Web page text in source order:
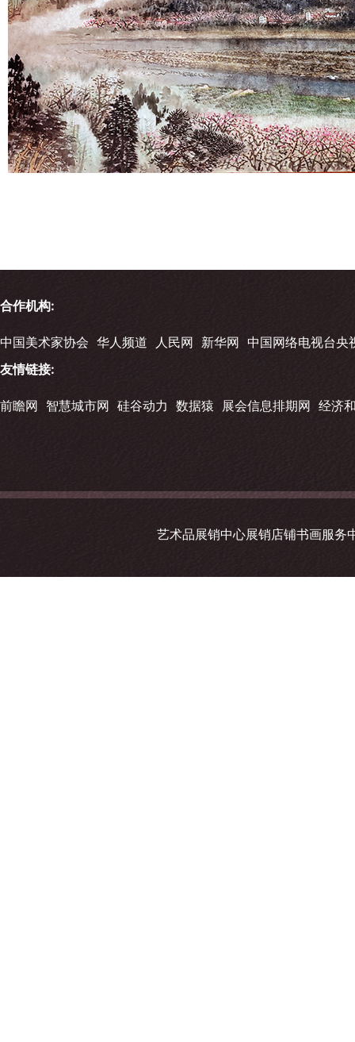
合作机构:
中国美术家协会 华人频道 人民网 新华网 中国网络电视台央
友情链接:
前瞻网 智慧城市网 硅谷动力 数据猿 展会信息排期网 经济
艺术品展销中心展销店铺书画服务